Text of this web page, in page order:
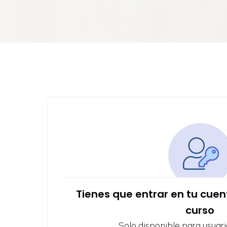
Tienes que entrar en tu
curso